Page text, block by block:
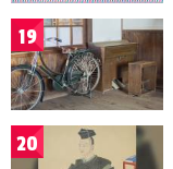
19
20